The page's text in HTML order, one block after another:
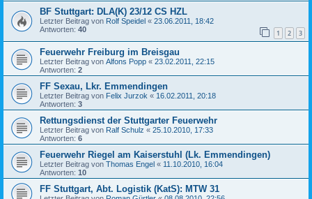
BF Stuttgart: DLA(K) 23/12 CS HZL
Letzter Beitrag von Rolf Speidel « 23.06.2011, 18:42
Antworten: 40 1 2 3
Feuerwehr Freiburg im Breisgau
Letzter Beitrag von Alfons Popp « 23.02.2011, 22:15
Antworten: 2
FF Sexau, Lkr. Emmendingen
Letzter Beitrag von Felix Jurzok « 16.02.2011, 20:18
Antworten: 3
Rettungsdienst der Stuttgarter Feuerwehr
Letzter Beitrag von Ralf Schulz « 25.10.2010, 17:33
Antworten: 6
Feuerwehr Riegel am Kaiserstuhl (Lk. Emmendingen)
Letzter Beitrag von Thomas Engel « 11.10.2010, 16:04
Antworten: 10
FF Stuttgart, Abt. Logistik (KatS): MTW 31